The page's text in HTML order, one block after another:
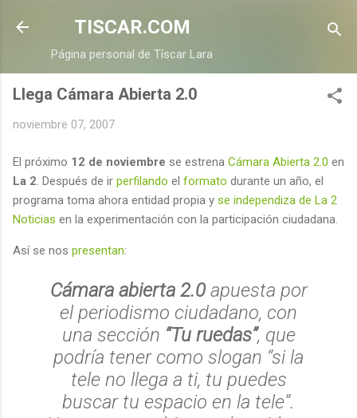
Ir al contenido principal
TISCAR.COM
Página personal de Tíscar Lara
Llega Cámara Abierta 2.0
noviembre 07, 2007
El próximo 12 de noviembre se estrena Cámara Abierta 2.0 en
La 2 . Después de ir perfilando el formato durante un año, el
programa toma ahora entidad propia y se independiza de La 2
Noticias en la experimentación con la participación ciudadana.
Así se nos presentan:
Cámara abierta 2.0apuesta por
el periodismo ciudadano, con
una sección “Tu ruedas”, que
podría tener como slogan “si la
tele no llega a ti, tu puedes
buscar tu espacio en la tele”.